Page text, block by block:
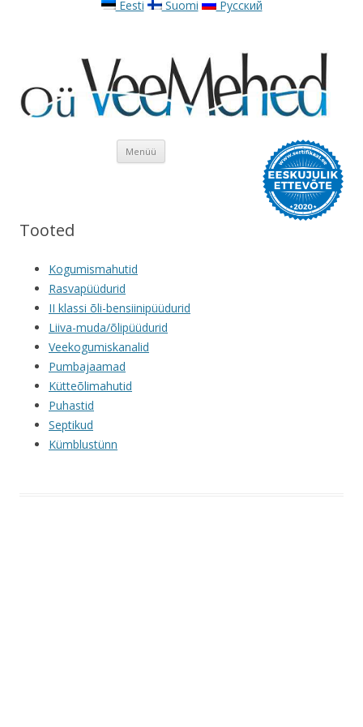
Eesti Suomi Русский
Menüü
Tooted
Kogumismahutid
Rasvapüüdurid
II klassi õli-bensiinipüüdurid
Liiva-muda/õlipüüdurid
Veekogumiskanalid
Pumbajaamad
Kütteõlimahutid
Puhastid
Septikud
Kümblustünn